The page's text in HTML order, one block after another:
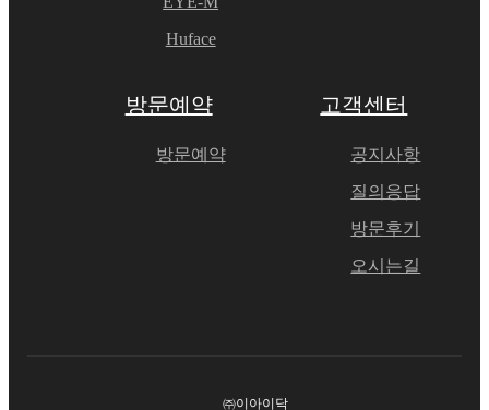
Huface
방문예약
방문예약
고객센터
공지사항
질의응답
방문후기
오시는길
㈜이아이닥